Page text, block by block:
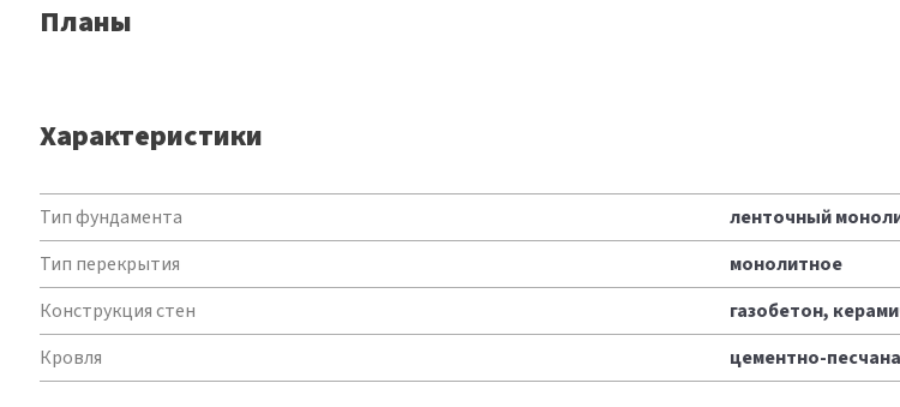
Планы
Характеристики
Характеристики
Тип фундамента
ленточный
Тип перекрытия
монолитное
Конструкция стен
газобетон,
Кровля
цементно-